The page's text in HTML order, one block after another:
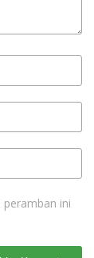
ini